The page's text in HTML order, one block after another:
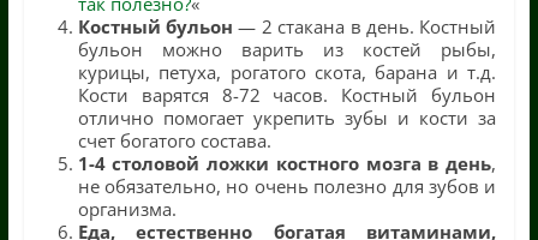
Костный бульон — 2 стакана в день. Костный
бульон можно варить из костей рыбы,
курицы, петуха, рогатого скота, барана и т.д.
Кости варятся 8-72 часов. Костный бульон
отлично помогает укрепить зубы и кости за
счет богатого состава.
1-4 столовой ложки костного мозга в день,
не обязательно, но очень полезно для зубов и
организма.
Еда, естественно богатая витаминами,